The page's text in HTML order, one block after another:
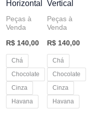
Horizontal
Peças à
Venda
R$140,00
Chá
Chocolate
Cinza
Havana
Vertical
Peças à
Venda
R$ 140,00
Chá
Chocolate
Cinza
Havana